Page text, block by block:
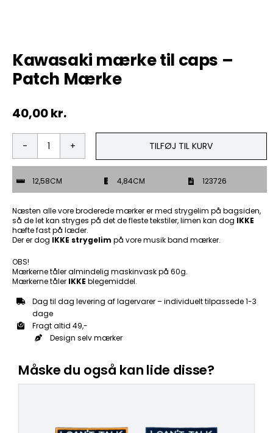
ØL & Spiritus
Kawasaki mærke til caps –
Patch Mærke
40,00kr.
Kawasaki
mærke
caps
-
Patch
Mærke
antal
TILFØJ TIL KURV
12,58CM 4,84CM 123726
Næsten alle vore broderede mærker er med strygelim på bagsiden,
så de let kan stryges på det de fleste tekstiler, limen kan dog IKKE
hæfte fast på læder.
Der er dog IKKE strygelim på vore musik band mærker.
OBS!
Mærkerne tåler almindelig maskinvask på 60g.
Mærkerne tåler IKKE blegemiddel.
Dag til dag levering af lagervarer – individuelt tilpassede 1-3
dage
Fragt altid 49,-
Design selv mærker
Måske du også kan lide disse?